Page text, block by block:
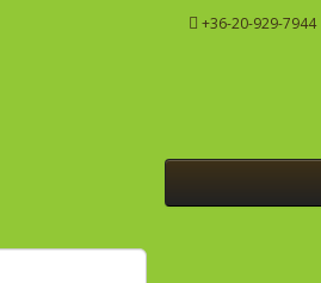
+36-20-929-7944